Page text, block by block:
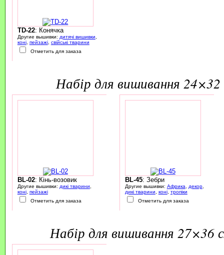
TD-22: Конячка
Другие вышивки: дитячі вишивки,
коні, пейзажі, свійські тварини
Отметить для заказа
набір для вишивання 24×32
BL-02: Кінь-возовик
Другие вышивки: дикі тварини
коні, пейзажі
Отметить для заказа
BL-45: Зебри
Другие вышивки: Африка декор,
дикі тварини
коні, тропіки
Отметить для заказа
набір для вишивання